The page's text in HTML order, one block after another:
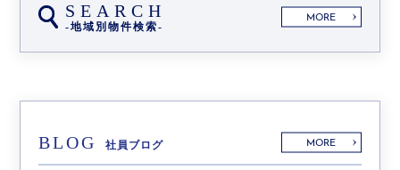
SEARCH
-地域別物件検索-
MORE
BLOG 社員ブログ MORE